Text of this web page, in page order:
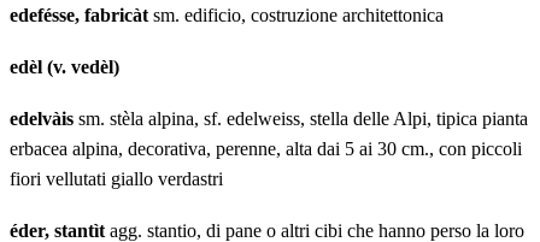
edefésse, fabricàt sm. edificio, costruzione architettonica
edèl (v. vedèl)
edelvàis sm. stèla alpina, sf. edelweiss, stella delle Alpi, tipica pianta
erbacea alpina, decorativa, perenne, alta dai 5 ai 30 cm., con piccoli
fiori vellutati giallo verdastri
éder, stantìt agg. stantio, di pane o altri cibi che hanno perso la loro